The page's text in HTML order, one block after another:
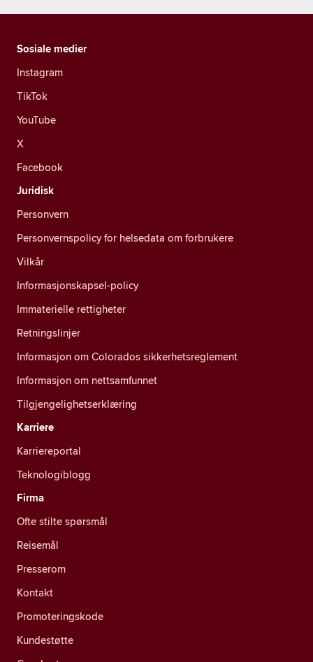
Sosiale medier
Instagram
TikTok
YouTube
X
Facebook
Juridisk
Personvern
Personvernspolicy for helsedata om forbrukere
Vilkår
Informasjonskapsel-policy
Immaterielle rettigheter
Retningslinjer
Informasjon om Colorados sikkerhetsreglement
Informasjon om nettsamfunnet
Tilgjengelighetserklæring
Karriere
Karriereportal
Teknologiblogg
Firma
Ofte stilte spørsmål
Reisemål
Presserom
Kontakt
Promoteringskode
Kundestøtte